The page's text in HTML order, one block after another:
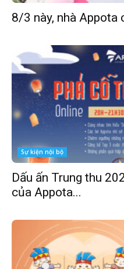
8/3 này, nhà Appota
Sự kiện nội bộ
Dấu ấn Trung thu
của Appota...